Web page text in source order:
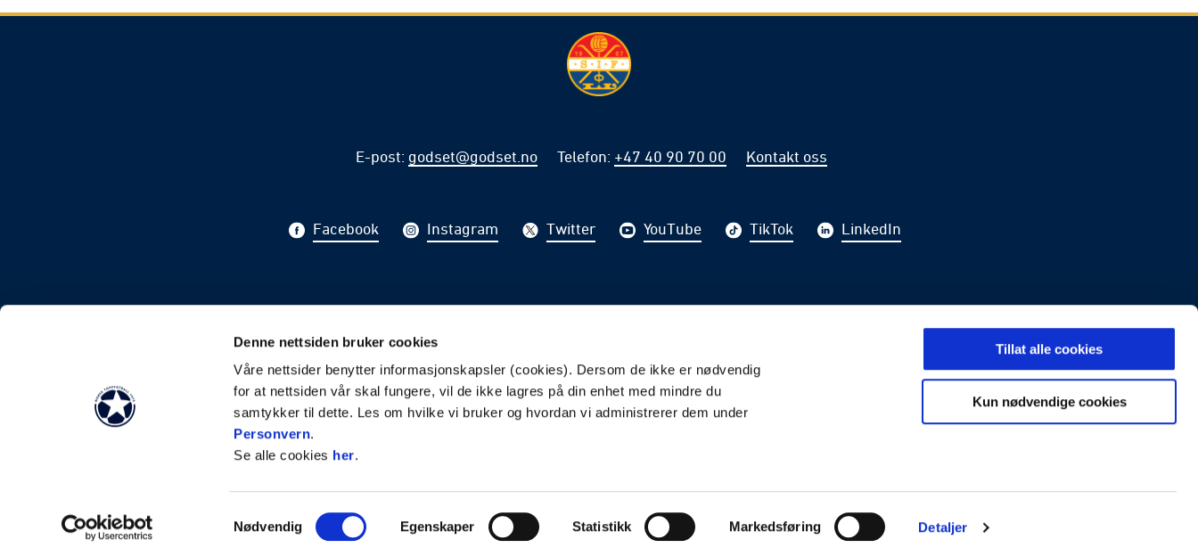
Denne nettsiden bruker cookies
Våre nettsider benytter informasjonskapsler (cookies). Dersom de ikke er nødvendig
for at nettsiden vår skal fungere, vil de ikke lagres på din enhet med mindre du
samtykker til dette. Les om hvilke vi bruker og hvordan vi administrerer dem under
Personvern.
Se alle cookies her.
Samtykkevalg
Nødvendig Egenskaper Statistikk Markedsføring Detaljer
Tillat alle cookies
Kun nødvendige cookies
E-post: godset@godset.no Telefon: +47 40 90 70 00 Kontakt oss
Facebook Instagram Twitter YouTube TikTok LinkedIn
PÅMELDING
Vilkår og betingelser Personvern